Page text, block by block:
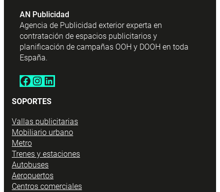
AN Publicidad
Agencia de Publicidad exterior experta en
contratación de espacios publicitarios y
planificación de campañas OOH y DOOH en toda
España.
Facebook Instagram LinkedIn
SOPORTES
Vallas publicitarias
Mobiliario urbano
Metro
Trenes y estaciones
Autobuses
Aeropuertos
Centros comerciales